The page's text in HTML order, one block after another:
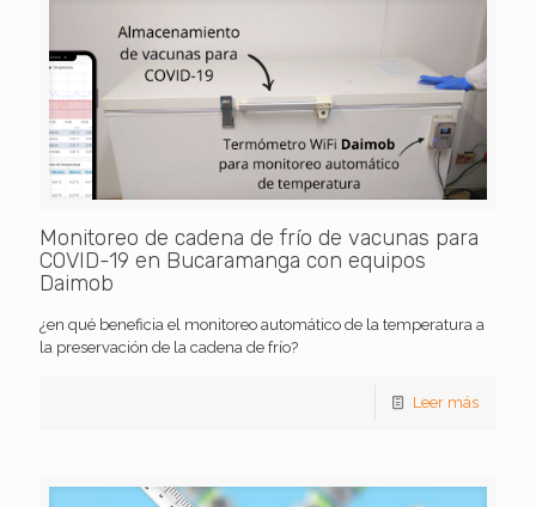
Monitoreo de cadena de frío de vacunas para
COVID-19 en Bucaramanga con equipos
Daimob
¿en qué beneficia el monitoreo automático de la temperatura a
la preservación de la cadena de frío?
Leer más